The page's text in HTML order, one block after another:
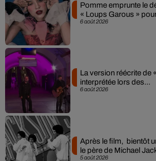
6 août 2026
Pomme emprunte le
« Loups Garous »
6 août 2026
La version réécrite de
interprétée lors des...
5 août 2026
Après le film, bientôt
le père de Michael